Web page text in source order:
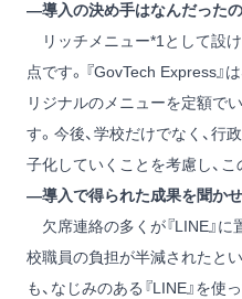
―導入の決め手はなんだったの
リッチメニュー*1 として設
点です。『GovTech Express』
リジナルのメニューを定額で
す。今後、学校だけでなく、
子化していくことを考慮し、こ
―導入で得られた成果を聞かせ
欠席連絡の多くが『LINE』に
校職員の負担が半減されたと
も、なじみのある『LINE』を